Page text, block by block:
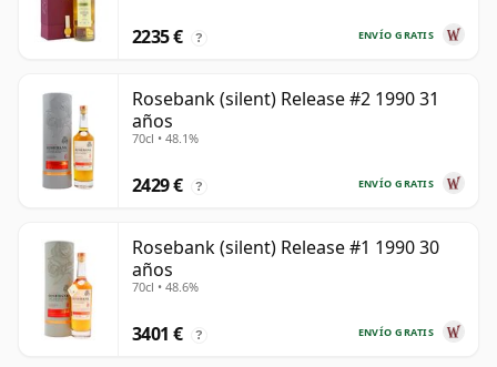
ENVÍO GRATIS
2235 € ?
Rosebank (silent) Release #2 1990 31
años
70cl • 48.1%
ENVÍO GRATIS
2429 € ?
Rosebank (silent) Release #1 1990 30
años
70cl • 48.6%
ENVÍO GRATIS
3401 € ?